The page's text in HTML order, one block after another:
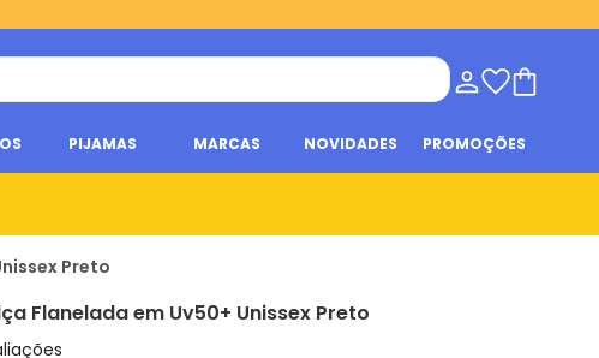
PIJAMAS MARCAS NOVIDADES PROMOÇÕES
Preto
Flanelada em Uv50+ Unissex Preto